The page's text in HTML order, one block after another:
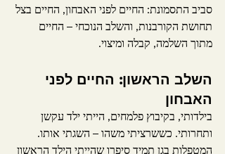
סביב התסמונת: החיים לפני האבחון, החיים בצל
תחושת הקורבנות, והשלב הנוכחי – החיים
מתוך השלמה, קבלה ומיצוי.
השלב הראשון: החיים לפני
האבחון
בילדותי, בקיבוץ פלמחים, הייתי ילד עקשן
ותחרותי. כששרציתי משהו – השגתי אותו.
המטפלות בגן תמיד סיפרו שהייתי הילד הראשון